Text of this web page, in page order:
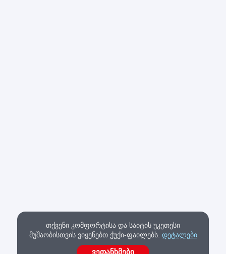
თქვენი კომფორტისა და საიტის უკეთესი
მუშაობისთვის ვიყენებთ ქუქი-ფაილებს. დეტალები
ვეთანხმები